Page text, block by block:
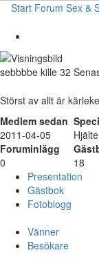
Start Forum Sex &
sebbbbe kille 32
Störst av allt är
Medlem sedan
2011-04-05
Hjälte
Foruminlägg
0
18
Presentation
Gästbok
Fotoblogg
Vänner
Besökare